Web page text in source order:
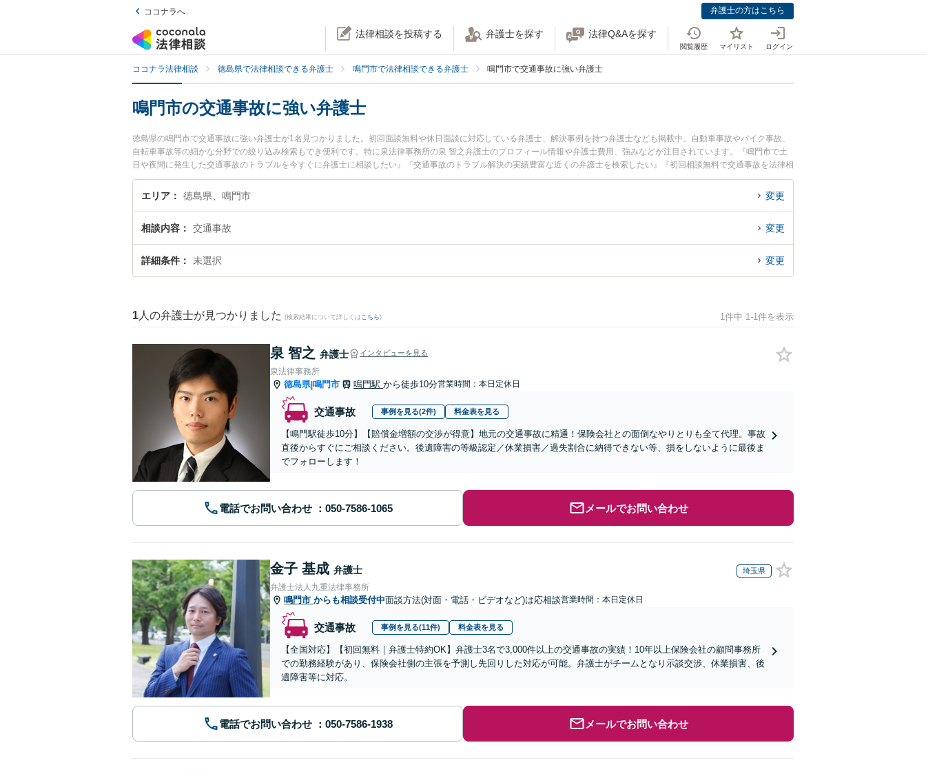
ココナラへ 弁護士の方はこちら
法律相談を投稿する 弁護士を探す 法律Q&Aを探す
閲覧履歴 マイリスト ログイン
ココナラ法律相談 徳島県で法律相談できる弁護士 鳴門市で法律相談できる弁護士 鳴門市で交通事故に強い弁護士
鳴門市の交通事故に強い弁護士
徳島県の鳴門市で交通事故に強い弁護士が1名見つかりました。初回面談無料や休日面談に対応している弁護士、解決事例を持つ弁護士なども掲載中。自動車事故やバイク事故、
自転車事故等の細かな分野での絞り込み検索もでき便利です。特に泉法律事務所の泉 智之弁護士のプロフィール情報や弁護士費用、強みなどが注目されています。『鳴門市で土
日や夜間に発生した交通事故のトラブルを今すぐに弁護士に相談したい』『交通事故のトラブル解決の実績豊富な近くの弁護士を検索したい』『初回相談無料で交通事故を法律相
談できる鳴門市内の弁護士に相談予約したい』などでお困りの相談者さんにおすすめです。
エリア 徳島県、鳴門市 変更
相談内容 交通事故 変更
詳細条件 未選択 変更
1 人の弁護士が見つかりました (検索結果について詳しくは こちら) 1件中 1-1件を表示
泉 智之 弁護士 インタビューを見る
泉法律事務所
徳島県|鳴門市 鳴門駅 から徒歩10分営業時間：本日定休日
交通事故 事例を見る(2件) 料金表を見る
【鳴門駅徒歩10分】【賠償金増額の交渉が得意】地元の交通事故に精通！保険会社との面倒なやりとりも全て代理。事故
直後からすぐにご相談ください。後遺障害の等級認定／休業損害／過失割合に納得できない等、損をしないように最後ま
でフォローします！
電話でお問い合わせ メールでお問い合わせ
金子 基成 弁護士 埼玉県
弁護士法人九重法律事務所
鳴門市 からも相談受付中面談方法(対面・電話・ビデオなど)は応相談営業時間：本日定休日
交通事故 事例を見る(11件) 料金表を見る
【全国対応】【初回無料｜弁護士特約OK】弁護士3名で3,000件以上の交通事故の実績！10年以上保険会社の顧問事務所
での勤務経験があり、保険会社側の主張を予測し先回りした対応が可能。弁護士がチームとなり示談交渉、休業損害、後
遺障害等に対応。
電話でお問い合わせ メールでお問い合わせ